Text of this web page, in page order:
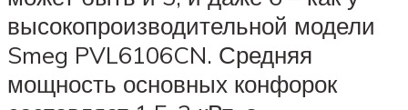
высокопроизводительной модели
Smeg PVL6106CN. Средняя
мощность основных конфорок